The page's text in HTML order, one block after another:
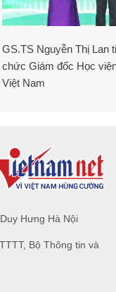
GS.TS Nguyễn Thị Lan
chức Giám đốc Học
Việt Nam
Hưng Hà Nội
Bộ Thông tin và